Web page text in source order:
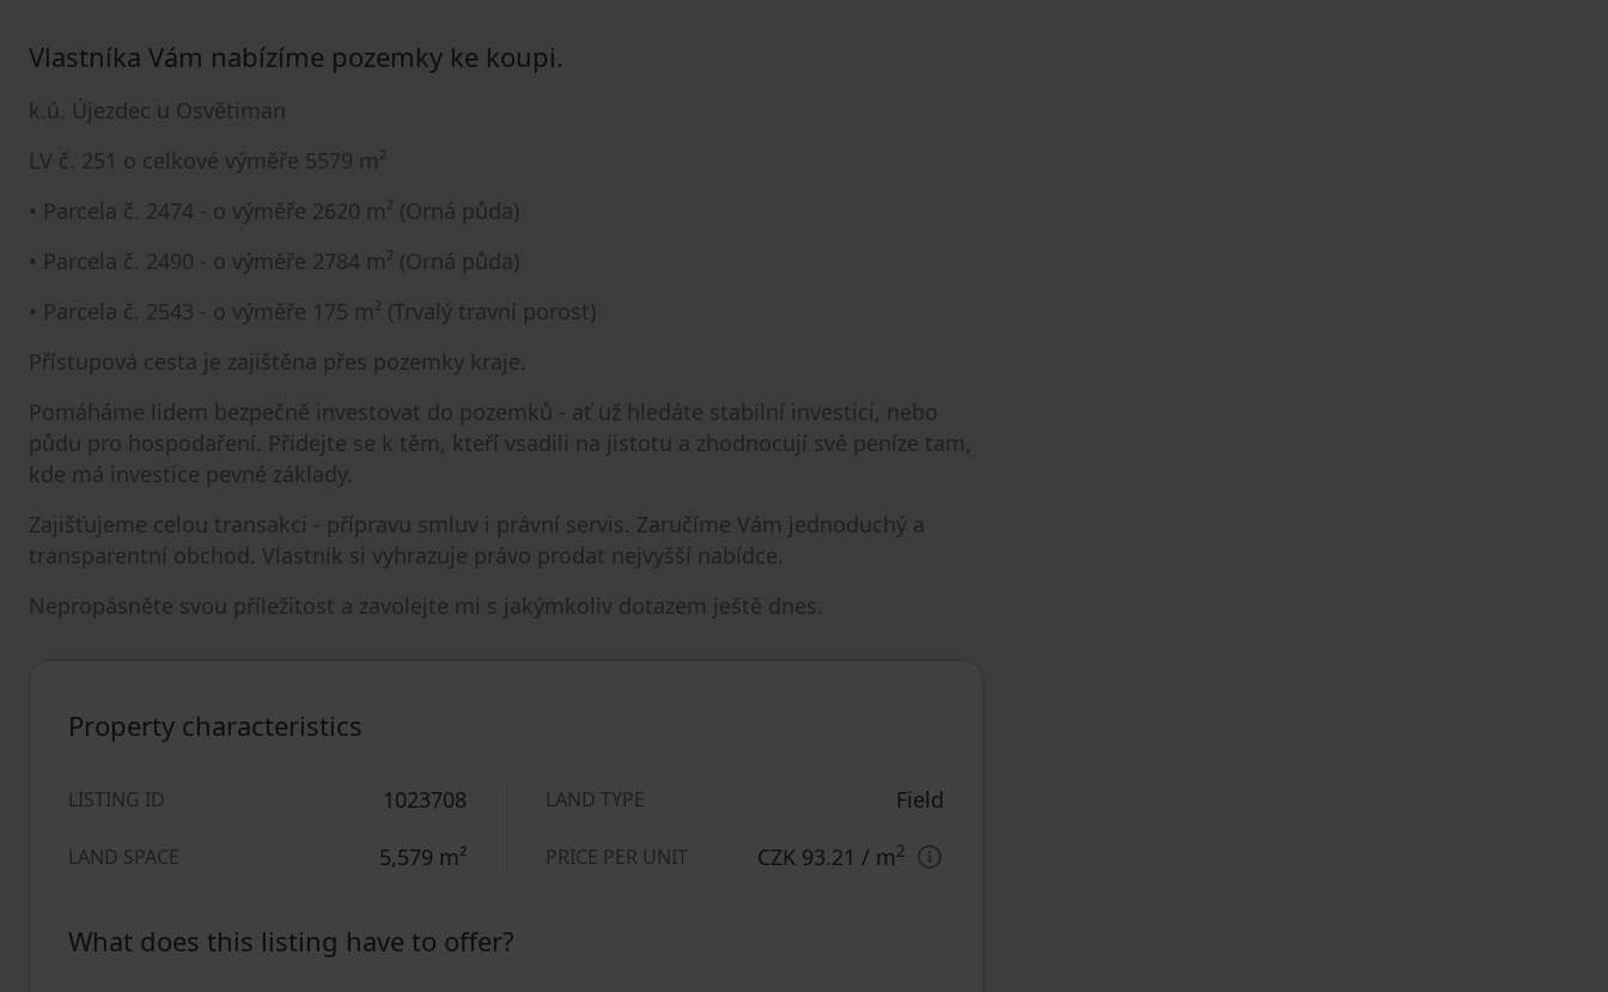
Vlastníka Vám nabízíme pozemky ke koupi.
k.ú. Újezdec u Osvětiman
LV č. 251 o celkové výměře 5579 m²
• Parcela č. 2474 - o výměře 2620 m² (Orná půda)
• Parcela č. 2490 - o výměře 2784 m² (Orná půda)
• Parcela č. 2543 - o výměře 175 m² (Trvalý travní porost)
Přístupová cesta je zajištěna přes pozemky kraje.
Pomáháme lidem bezpečně investovat do pozemků - ať už hledáte stabilní investici, nebo
půdu pro hospodaření. Přidejte se k těm, kteří vsadili na jistotu a zhodnocují své peníze tam,
kde má investice pevné základy.
Zajišťujeme celou transakci - přípravu smluv i právní servis. Zaručíme Vám jednoduchý a
transparentní obchod. Vlastník si vyhrazuje právo prodat nejvyšší nabídce.
Nepropásněte svou příležitost a zavolejte mi s jakýmkoliv dotazem ještě dnes.
Property characteristics
LISTING ID 1023708
LAND SPACE 5,579 m²
LAND TYPE Field
PRICE PER UNIT CZK 93.21 / m2
What does this listing have to offer?